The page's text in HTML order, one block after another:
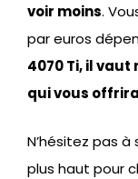
voir moins.
par euros
4070 Ti, il vaut
qui vous
N’hésitez pas
plus haut pour